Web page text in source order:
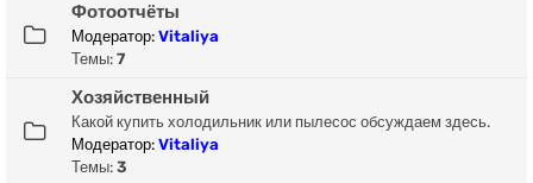
Фотоотчёты
Модератор: Vitaliya
Темы: 7
Хозяйственный
Какой купить холодильник или пылесос обсуждаем здесь.
Модератор: Vitaliya
Темы: 3